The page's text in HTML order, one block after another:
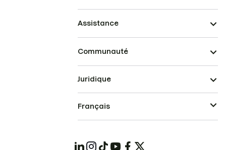
Assistance
Communauté
Juridique
Français